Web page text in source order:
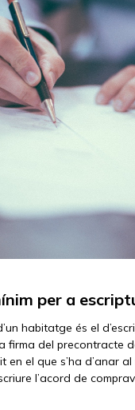
per a
habitatge és el
firma del precontracte
en el que s’ha d’anar
l’acord de